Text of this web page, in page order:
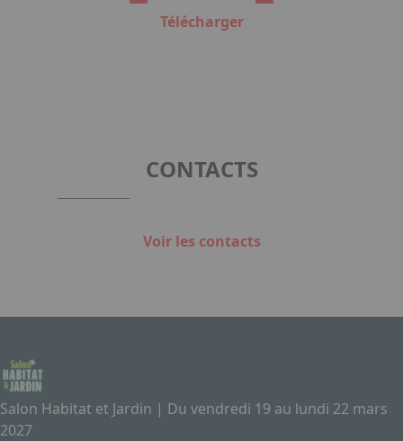
Télécharger
CONTACTS
Voir les contacts
Salon Habitat et Jardin | Du vendredi 19 au lundi 22 mars
2027